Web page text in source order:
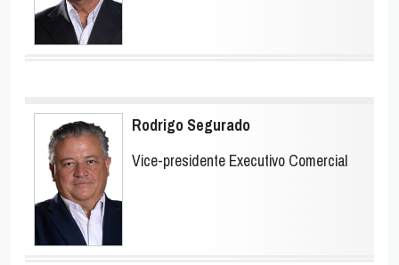
Rodrigo Segurado
Vice-presidente Executivo Comercial